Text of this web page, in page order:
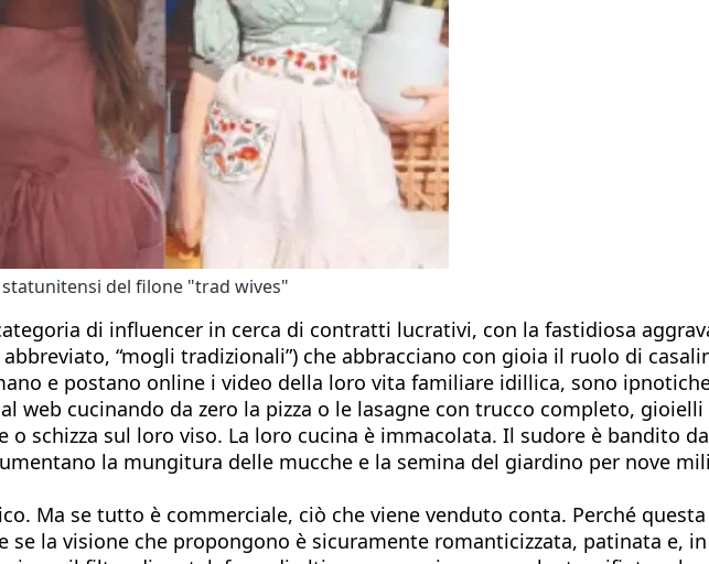
del filone "trad wives"
di influencer in cerca di contratti lucrativi, con la fastidiosa
“mogli tradizionali”) che abbracciano con gioia il ruolo di
e postano online i video della loro vita familiare idillica, sono
web cucinando da zero la pizza o le lasagne con trucco completo, gioielli
schizza sul loro viso. La loro cucina è immacolata. Il sudore è bandito
la mungitura delle mucche e la semina del giardino per nove
Ma se tutto è commerciale, ciò che viene venduto conta. Perché
la visione che propongono è sicuramente romanticizzata, patinata e, in